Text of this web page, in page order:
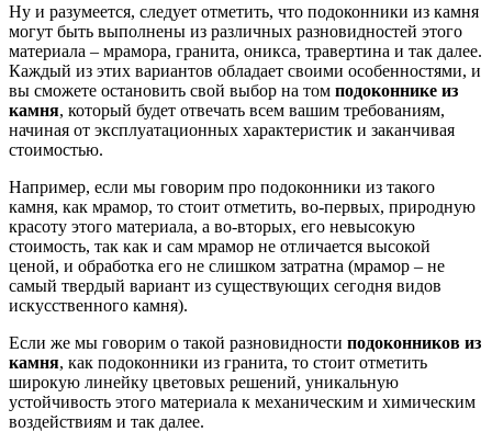
Ну и разумеется, следует отметить, что подоконники из камня
могут быть выполнены из различных разновидностей этого
материала – мрамора, гранита, оникса, травертина и так далее.
Каждый из этих вариантов обладает своими особенностями, и
вы сможете остановить свой выбор на том подоконнике из
камня, который будет отвечать всем вашим требованиям,
начиная от эксплуатационных характеристик и заканчивая
стоимостью.
Например, если мы говорим про подоконники из такого
камня, как мрамор, то стоит отметить, во-первых, природную
красоту этого материала, а во-вторых, его невысокую
стоимость, так как и сам мрамор не отличается высокой
ценой, и обработка его не слишком затратна (мрамор – не
самый твердый вариант из существующих сегодня видов
искусственного камня).
Если же мы говорим о такой разновидности подоконников из
камня, как подоконники из гранита, то стоит отметить
широкую линейку цветовых решений, уникальную
устойчивость этого материала к механическим и химическим
воздействиям и так далее.